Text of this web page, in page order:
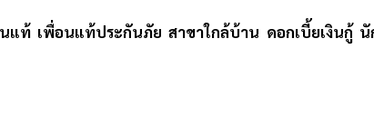
แท้ เพื่อนแท้ประกันภัย สาขาใกล้บ้าน ดอกเบี้ยเงินกู้ นั